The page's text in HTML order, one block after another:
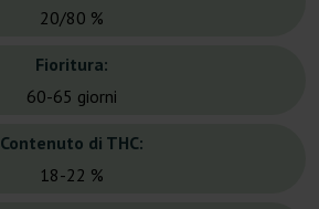
20/80 %
Fioritura:
60-65 giorni
Contenuto di THC:
18-22 %